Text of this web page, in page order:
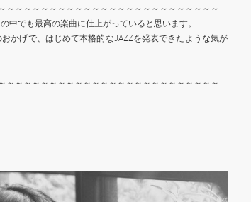
～～～～～～～～～～～～～～～～～～～～～～～～
中でも最高の楽曲に仕上がっていると思います。
かげで、はじめて本格的なJAZZを発表できたような気が
～～～～～～～～～～～～～～～～～～～～～～～～